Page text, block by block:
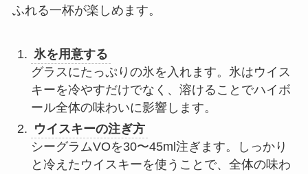
ふれる一杯が楽しめます。
氷を用意する
グラスにたっぷりの氷を入れます。氷はウイス
キーを冷やすだけでなく、溶けることでハイボ
ール全体の味わいに影響します。
ウイスキーの注ぎ方
シーグラムVOを30〜45ml注ぎます。しっかり
と冷えたウイスキーを使うことで、全体の味わ